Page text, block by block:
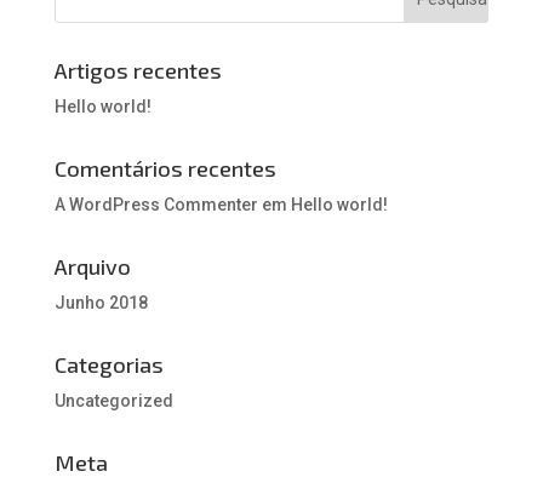
Artigos recentes
Hello world!
Comentários recentes
A WordPress Commenter em Hello world!
Arquivo
Junho 2018
Categorias
Uncategorized
Meta